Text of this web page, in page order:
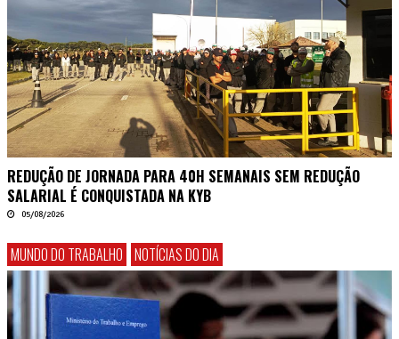
REDUÇÃO DE JORNADA PARA 40H SEMANAIS SEM REDUÇÃO
SALARIAL É CONQUISTADA NA KYB
05/08/2026
MUNDO DO TRABALHO NOTÍCIAS DO DIA